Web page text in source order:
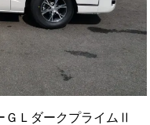
ＧＬダークプライムⅡ